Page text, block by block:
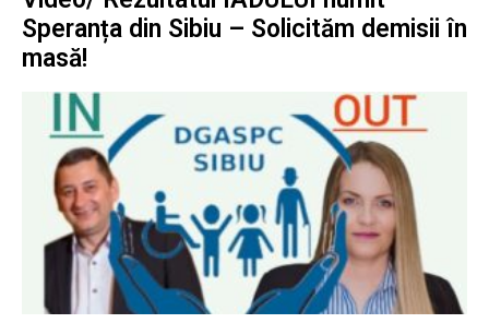
Speranța din Sibiu – Solicităm demisii în
masă!